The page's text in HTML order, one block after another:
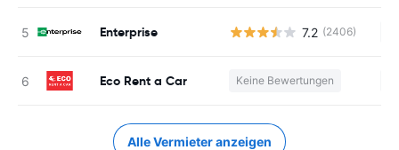
Enterprise 7.2 (2406)
Eco Rent a Car Keine Bewertungen
Alle Vermieter anzeigen